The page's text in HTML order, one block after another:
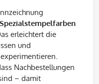
erleichtert die
und
Nachbestellungen
– damit